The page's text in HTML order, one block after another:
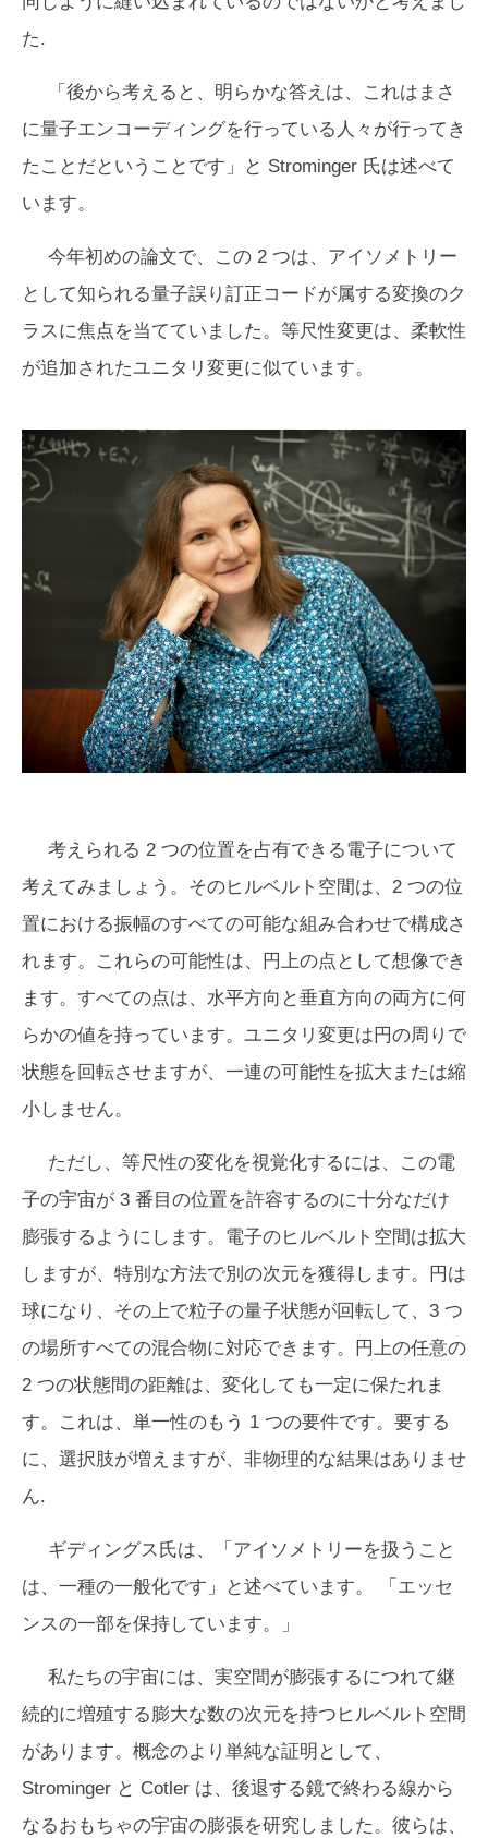
た.
「後から考えると、明らかな答えは、これはまさ
に量子エンコーディングを行っている人々が行ってき
たことだということです」と Strominger 氏は述べて
います。
今年初めの論文で、この 2 つは、アイソメトリー
として知られる量子誤り訂正コードが属する変換のク
ラスに焦点を当てていました。等尺性変更は、柔軟性
が追加されたユニタリ変更に似ています。
考えられる 2 つの位置を占有できる電子について
考えてみましょう。そのヒルベルト空間は、2 つの位
置における振幅のすべての可能な組み合わせで構成さ
れます。これらの可能性は、円上の点として想像でき
ます。すべての点は、水平方向と垂直方向の両方に何
らかの値を持っています。ユニタリ変更は円の周りで
状態を回転させますが、一連の可能性を拡大または縮
小しません。
ただし、等尺性の変化を視覚化するには、この電
子の宇宙が 3 番目の位置を許容するのに十分なだけ
膨張するようにします。電子のヒルベルト空間は拡大
しますが、特別な方法で別の次元を獲得します。円は
球になり、その上で粒子の量子状態が回転して、3 つ
の場所すべての混合物に対応できます。円上の任意の
2 つの状態間の距離は、変化しても一定に保たれま
す。これは、単一性のもう 1 つの要件です。要する
に、選択肢が増えますが、非物理的な結果はありませ
ん.
ギディングス氏は、「アイソメトリーを扱うこと
は、一種の一般化です」と述べています。 「エッセ
ンスの一部を保持しています。」
私たちの宇宙には、実空間が膨張するにつれて継
続的に増殖する膨大な数の次元を持つヒルベルト空間
があります。概念のより単純な証明として、
Strominger と Cotler は、後退する鏡で終わる線から
なるおもちゃの宇宙の膨張を研究しました。彼らは、